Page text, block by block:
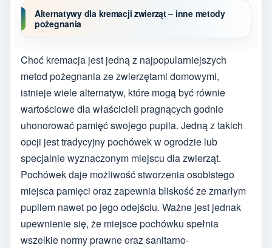
Alternatywy dla kremacji zwierząt – inne metody
pożegnania
Choć kremacja jest jedną z najpopularniejszych
metod pożegnania ze zwierzętami domowymi,
istnieje wiele alternatyw, które mogą być równie
wartościowe dla właścicieli pragnących godnie
uhonorować pamięć swojego pupila. Jedną z takich
opcji jest tradycyjny pochówek w ogrodzie lub
specjalnie wyznaczonym miejscu dla zwierząt.
Pochówek daje możliwość stworzenia osobistego
miejsca pamięci oraz zapewnia bliskość ze zmarłym
pupilem nawet po jego odejściu. Ważne jest jednak
upewnienie się, że miejsce pochówku spełnia
wszelkie normy prawne oraz sanitarno-